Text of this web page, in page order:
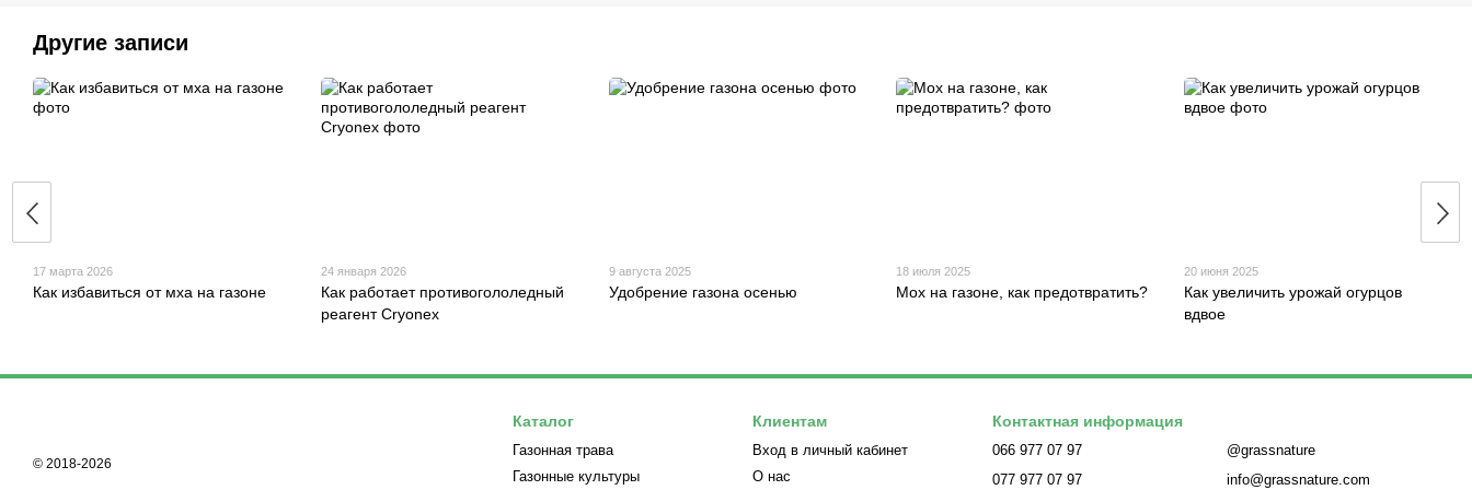
Другие записи
17 марта 2026
Как избавиться от мха на газоне
24 января 2026
Как работает противогололедный
реагент Cryonex
9 августа 2025
Удобрение газона осенью
18 июля 2025
Мох на газоне, как предотвратить?
20 июня 2025
Как увеличить урожай огурцов
вдвое
© 2018-2026
Каталог
Газонная трава
Газонные культуры
Клиентам
Вход в личный кабинет
О нас
Контактная информация
066 977 07 97
077 977 07 97
@grassnature
info@grassnature.com